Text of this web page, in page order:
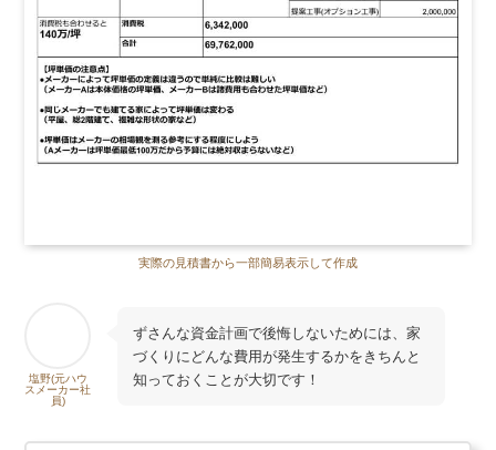
実際の見積書から一部簡易表示して作成
塩野(元ハウ
スメーカー社
員)
ずさんな資金計画で後悔しないためには、家
づくりにどんな費用が発生するかをきちんと
知っておくことが大切です！